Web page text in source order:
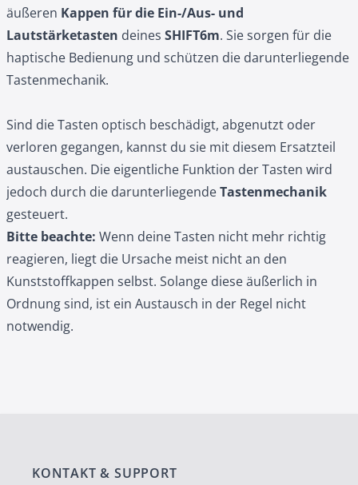
äußeren Kappen für die Ein-/Aus- und
Lautstärketasten deines SHIFT6m. Sie sorgen für die
haptische Bedienung und schützen die darunterliegende
Tastenmechanik.
Sind die Tasten optisch beschädigt, abgenutzt oder
verloren gegangen, kannst du sie mit diesem Ersatzteil
austauschen. Die eigentliche Funktion der Tasten wird
jedoch durch die darunterliegendeTastenmechanik
gesteuert.
Bitte beachte: Wenn deine Tasten nicht mehr richtig
reagieren, liegt die Ursache meist nicht an den
Kunststoffkappen selbst. Solange diese äußerlich in
Ordnung sind, ist ein Austausch in der Regel nicht
notwendig.
KONTAKT & SUPPORT